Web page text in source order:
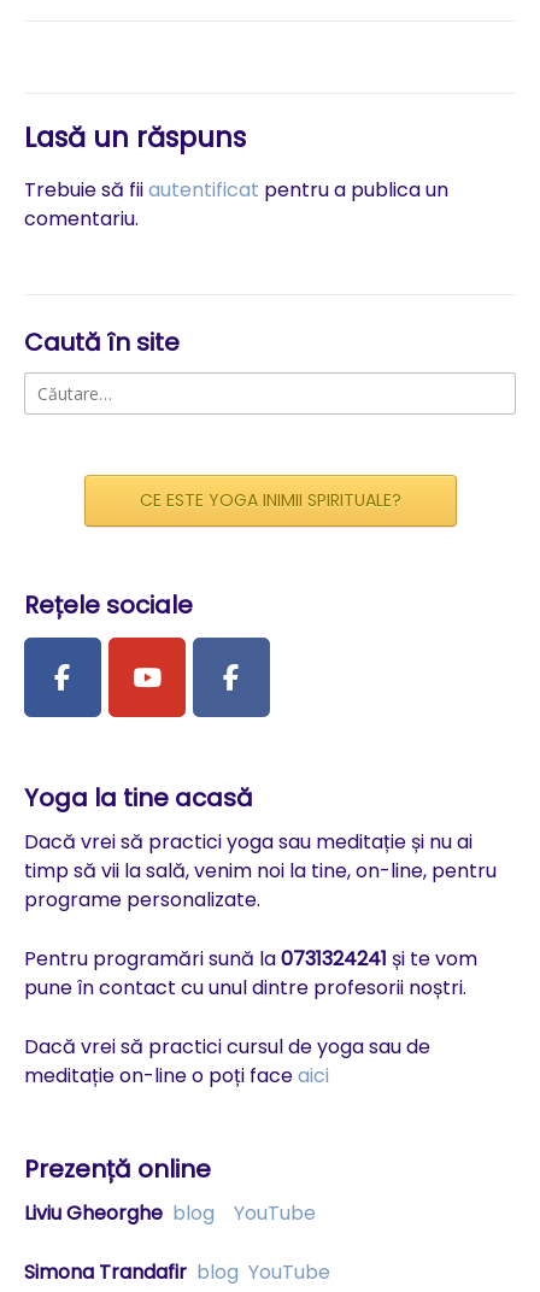
Lasă un răspuns
Trebuie să fiiautentificat pentru a publica un
comentariu.
Caută în site
Caută
după:
CE ESTE YOGA INIMII SPIRITUALE?
Rețele sociale
Yoga la tine acasă
Dacă vrei să practici yoga sau meditație și nu ai
timp să vii la sală, venim noi la tine, on-line, pentru
programe personalizate.
Pentru programări sună la0731324241 și te vom
pune în contact cu unul dintre profesorii noștri.
Dacă vrei să practici cursul de yoga sau de
meditație on-line o poți faceaici
Prezență online
Liviu Gheorghe blog YouTube
Simona Trandafir blog YouTube